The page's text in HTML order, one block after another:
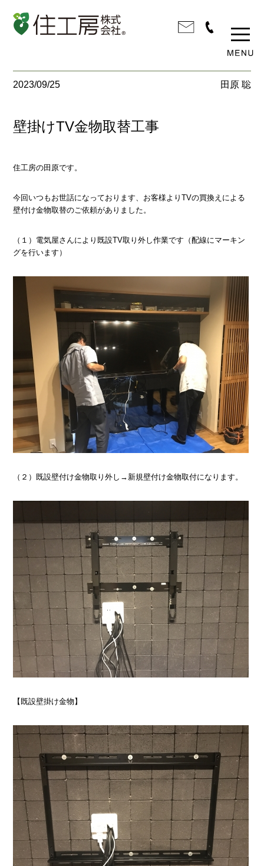
2023/09/25 田原 聡
壁掛けTV金物取替工事
住工房の田原です。
今回いつもお世話になっております、お客様よりTVの買換えによる
壁付け金物取替のご依頼がありました。
（１）電気屋さんにより既設TV取り外し作業です（配線にマーキン
グを行います）
（２）既設壁付け金物取り外し→新規壁付け金物取付になります。
【既設壁掛け金物】